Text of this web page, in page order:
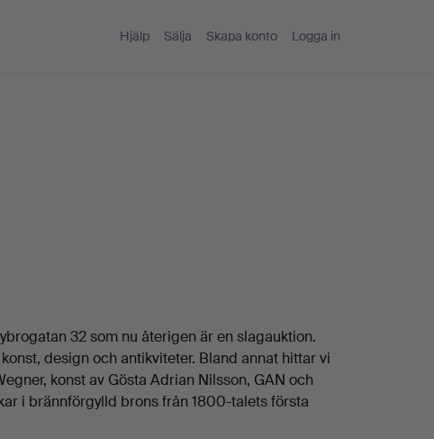
Hjälp Sälja Skapa konto Logga in
32 som nu återigen är en slagauktion.
design och antikviteter. Bland annat hittar vi
konst av Gösta Adrian Nilsson, GAN och
i brännförgylld brons från 1800-talets första